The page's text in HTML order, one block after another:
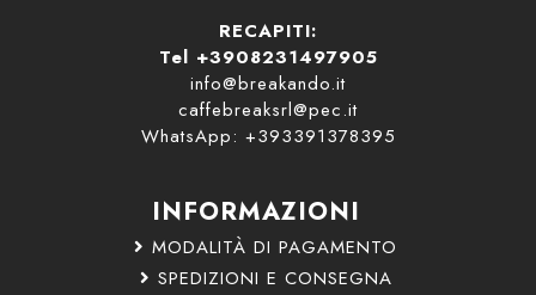
RECAPITI:
Tel +3908231497905
info@breakando.it
caffebreaksrl@pec.it
WhatsApp: +393391378395
INFORMAZIONI
MODALITÀ DI PAGAMENTO
SPEDIZIONI E CONSEGNA